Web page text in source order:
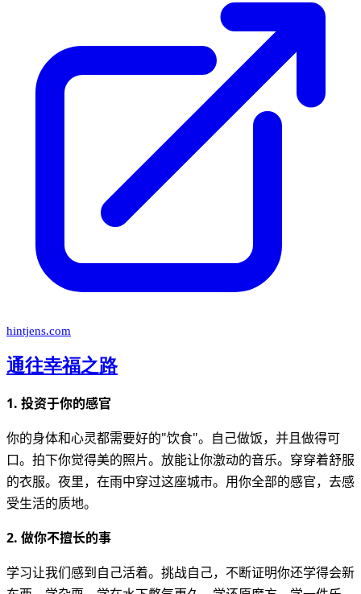
hintjens.com
通往幸福之路
1. 投资于你的感官
你的身体和心灵都需要好的"饮食"。自己做饭，并且做得可
口。拍下你觉得美的照片。放能让你激动的音乐。穿穿着舒服
的衣服。夜里，在雨中穿过这座城市。用你全部的感官，去感
受生活的质地。
2. 做你不擅长的事
学习让我们感到自己活着。挑战自己，不断证明你还学得会新